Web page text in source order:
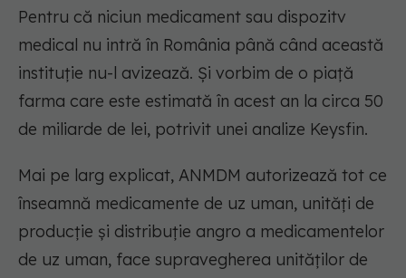
Pentru că niciun medicament sau dispozitv
medical nu intră în România până când această
instituție nu-l avizează. Și vorbim de o piață
farma care este estimată în acest an la circa 50
de miliarde de lei, potrivit unei analize Keysfin.
Mai pe larg explicat, ANMDM autorizează tot ce
înseamnă medicamente de uz uman, unități de
producţie şi distribuţie angro a medicamentelor
de uz uman, face supravegherea unităţilor de